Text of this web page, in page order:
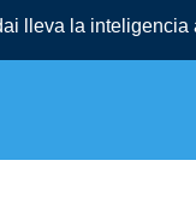
lleva la inteligencia